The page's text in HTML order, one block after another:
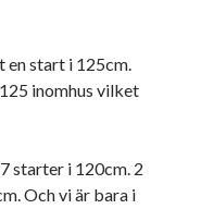
en start i 125cm.
inomhus vilket
starter i 120cm. 2
Och vi är bara i